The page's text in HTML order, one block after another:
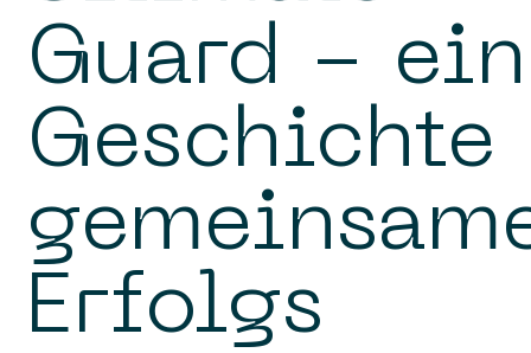
Guard -
Geschichte
Erfolgs